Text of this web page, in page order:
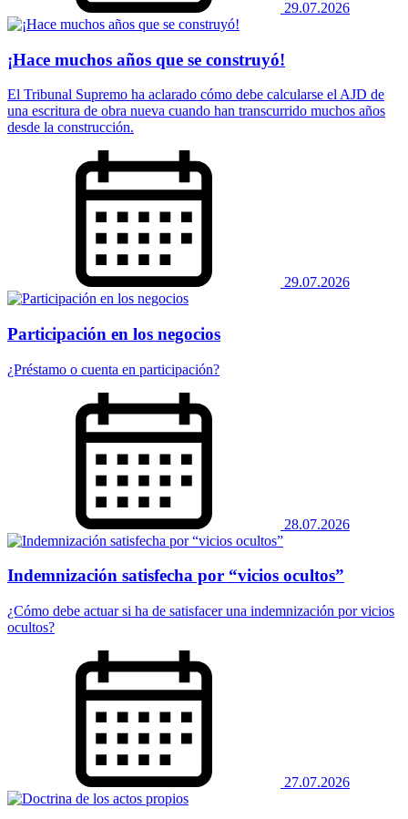
29.07.2026
¡Hace muchos años que se construyó!
El Tribunal Supremo ha aclarado cómo debe calcularse el AJD de
una escritura de obra nueva cuando han transcurrido muchos años
desde la construcción.
29.07.2026
Participación en los negocios
¿Préstamo o cuenta en participación?
28.07.2026
Indemnización satisfecha por “vicios ocultos”
¿Cómo debe actuar si ha de satisfacer una indemnización por vicios
ocultos?
27.07.2026